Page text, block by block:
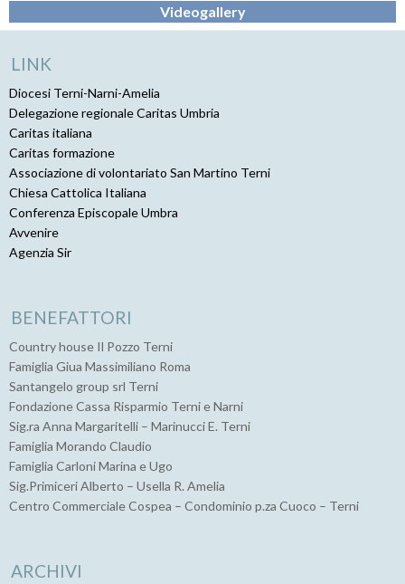
Videogallery
LINK
Diocesi Terni-Narni-Amelia
Delegazione regionale Caritas Umbria
Caritas italiana
Caritas formazione
Associazione di volontariato San Martino Terni
Chiesa Cattolica Italiana
Conferenza Episcopale Umbra
Avvenire
Agenzia Sir
BENEFATTORI
Country house Il Pozzo Terni
Famiglia Giua Massimiliano Roma
Santangelo group srl Terni
Fondazione Cassa Risparmio Terni e Narni
Sig.ra Anna Margaritelli – Marinucci E. Terni
Famiglia Morando Claudio
Famiglia Carloni Marina e Ugo
Sig.Primiceri Alberto – Usella R. Amelia
Centro Commerciale Cospea – Condominio p.za Cuoco – Terni
ARCHIVI